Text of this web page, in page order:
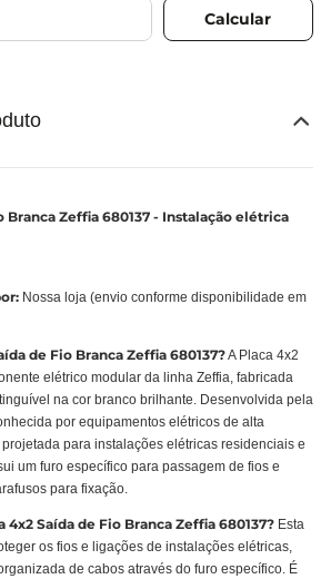
Branca Zeffia 680137 - Instalação elétrica
Nossa loja (envio conforme disponibilidade em
de Fio Branca Zeffia 680137?A Placa 4x2
elétrico modular da linha Zeffia, fabricada
na cor branco brilhante. Desenvolvida pela
por equipamentos elétricos de alta
para instalações elétricas residenciais e
um furo específico para passagem de fios e
para fixação.
4x2 Saída de Fio Branca Zeffia 680137? Esta
os fios e ligações de instalações elétricas,
de cabos através do furo específico. É